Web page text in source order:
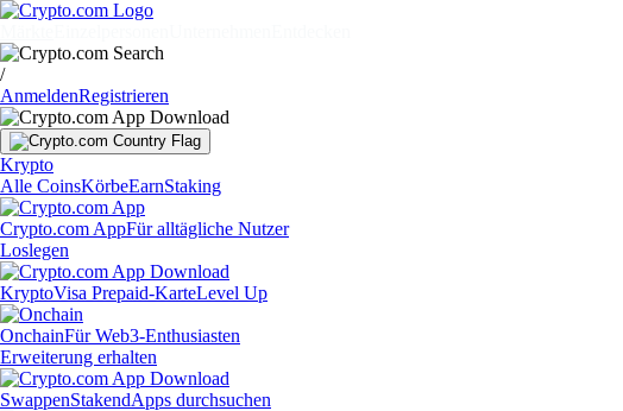
/
AnmeldenRegistrieren
Krypto
Alle CoinsKörbeEarnStaking
Crypto.com AppFür alltägliche Nutzer
Loslegen
KryptoVisa Prepaid-KarteLevel Up
OnchainFür Web3-Enthusiasten
Erweiterung erhalten
SwappenStakendApps durchsuchen